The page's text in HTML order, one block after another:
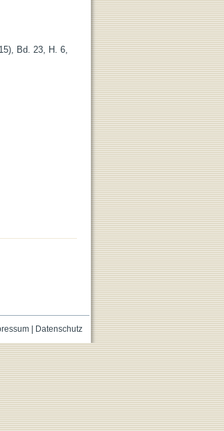
Bd. 23, H. 6,
| Datenschutz